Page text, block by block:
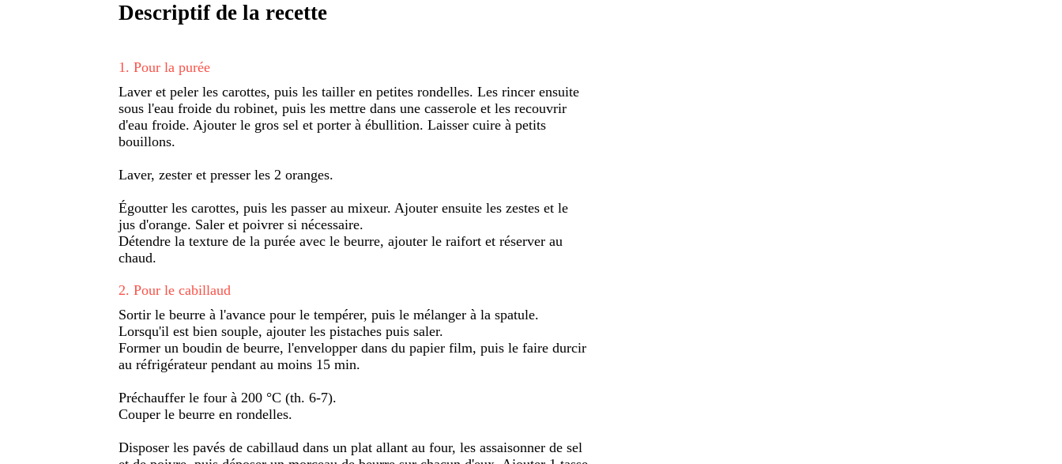
Descriptif de la recette
1 . Pour la purée
Laver et peler les carottes, puis les tailler en petites rondelles. Les rincer ensuite
sous l'eau froide du robinet, puis les mettre dans une casserole et les recouvrir
d'eau froide. Ajouter le gros sel et porter à ébullition. Laisser cuire à petits
bouillons.
Laver, zester et presser les 2 oranges.
Égoutter les carottes, puis les passer au mixeur. Ajouter ensuite les zestes et le
jus d'orange. Saler et poivrer si nécessaire.
Détendre la texture de la purée avec le beurre, ajouter le raifort et réserver au
chaud.
2. Pour le cabillaud
Sortir le beurre à l'avance pour le tempérer, puis le mélanger à la spatule.
Lorsqu'il est bien souple, ajouter les pistaches puis saler.
Former un boudin de beurre, l'envelopper dans du papier film, puis le faire durcir
au réfrigérateur pendant au moins 15 min.
Préchauffer le four à 200 °C (th. 6-7).
Couper le beurre en rondelles.
Disposer les pavés de cabillaud dans un plat allant au four, les assaisonner de sel